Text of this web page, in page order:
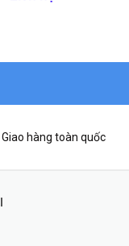
Giao hàng toàn quốc